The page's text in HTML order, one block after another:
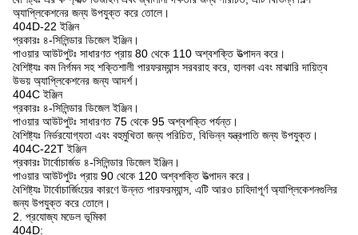
অ্যাপ্লিকেশনের জন্য উপযুক্ত করে তোলে।
404D-22 ইঞ্জিন
প্রকারঃ ৪-সিলিন্ডার ডিজেল ইঞ্জিন।
পাওয়ার আউটপুটঃ সাধারণত প্রায় 80 থেকে 110 অশ্বশক্তি উত্পাদন করে।
বৈশিষ্ট্যঃ কম নির্গমন সহ শক্তিশালী পারফরম্যান্স সরবরাহ করে, হালকা এবং মাঝারি দায়িত্ব
উভয় অ্যাপ্লিকেশনের জন্য আদর্শ।
404C ইঞ্জিন
প্রকারঃ ৪-সিলিন্ডার ডিজেল ইঞ্জিন।
পাওয়ার আউটপুটঃ সাধারণত 75 থেকে 95 অশ্বশক্তি পর্যন্ত।
বৈশিষ্ট্যঃ নির্ভরযোগ্যতা এবং বহুমুখিতা জন্য পরিচিত, বিভিন্ন যন্ত্রপাতি জন্য উপযুক্ত।
404C-22T ইঞ্জিন
প্রকারঃ টার্বোচার্জড ৪-সিলিন্ডার ডিজেল ইঞ্জিন।
পাওয়ার আউটপুটঃ প্রায় 90 থেকে 120 অশ্বশক্তি উত্পাদন করে।
বৈশিষ্ট্যঃ টার্বোচার্জিংয়ের কারণে উন্নত পারফরম্যান্স, এটি আরও চাহিদাপূর্ণ অ্যাপ্লিকেশনগুলির
জন্য উপযুক্ত করে তোলে।
2. প্রযোজ্য মডেল ভূমিকা
404D: